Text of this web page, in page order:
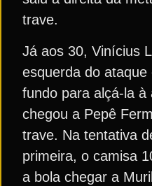
trave.
Já aos 30, Vinícius
esquerda do
fundo para alçá-la
chegou a Pepê
trave. Na tentativa
primeira, o camisa
a bola chegar a